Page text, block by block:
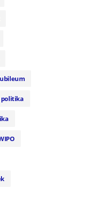
politika